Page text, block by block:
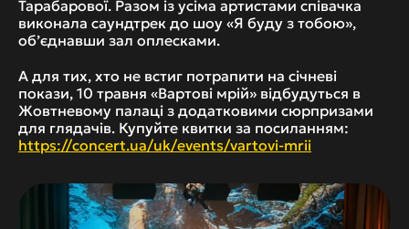
Тарабарової. Разом із усіма артистами співачка
виконала саундтрек до шоу «Я буду з тобою»,
обʼєднавши зал оплесками.
А для тих, хто не встиг потрапити на січневі
покази, 10 травня «Вартові мрій» відбудуться в
Жовтневому палаці з додатковими сюрпризами
https://concert.ua/uk/events/vartovi-mrii